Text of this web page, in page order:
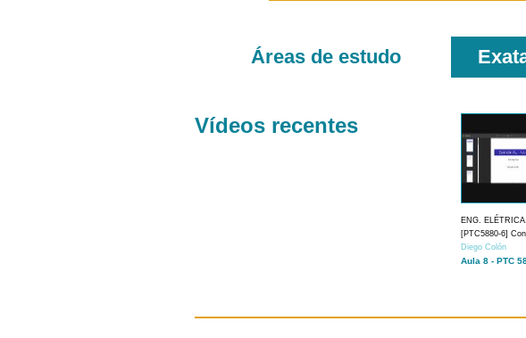
Áreas de estudo
Vídeos recentes
ENG.
[PTC5880-6]
Diego Colón
Aula 8 - PTC